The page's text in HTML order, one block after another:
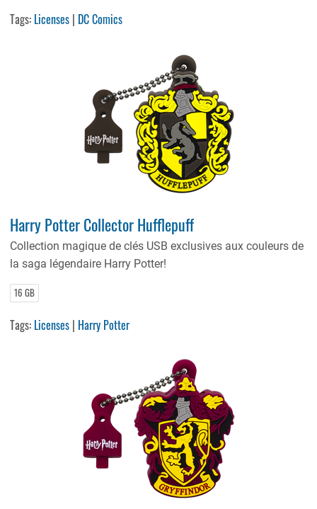
Tags: Licenses | DC Comics
Harry Potter Collector Hufflepuff
Collection magique de clés USB exclusives aux couleurs de
la saga légendaire Harry Potter!
16 GB
Tags: Licenses | Harry Potter